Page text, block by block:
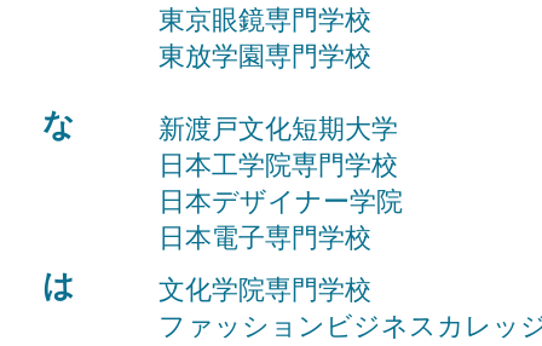
東京眼鏡専門学校
東放学園専門学校
な
新渡戸文化短期大学
日本工学院専門学校
日本デザイナー学院
日本電子専門学校
は
文化学院専門学校
ファッションビジネスカレッ